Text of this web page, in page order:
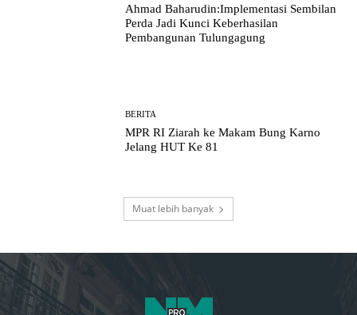
Ahmad Baharudin:Implementasi Sembilan
Perda Jadi Kunci Keberhasilan
Pembangunan Tulungagung
BERITA
MPR RI Ziarah ke Makam Bung Karno
Jelang HUT Ke 81
Muat lebih banyak